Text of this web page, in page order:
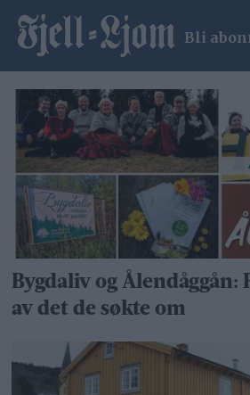
Bli
Tag:
liv
rønning
Bygdaliv og Ålendåggån:
av det de søkte om